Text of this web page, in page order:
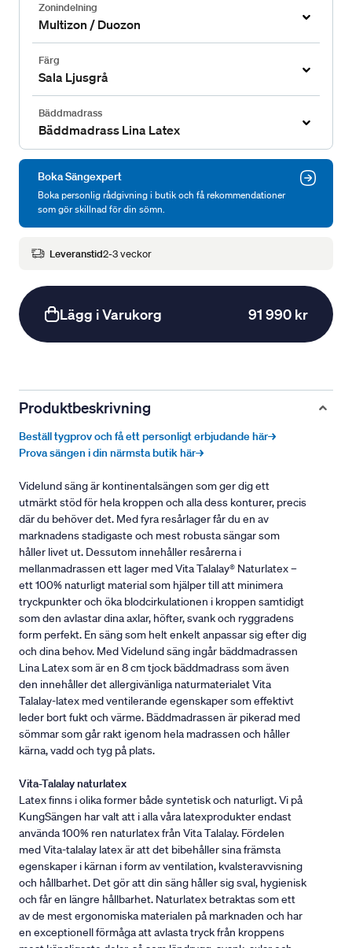
Zonindelning
Multizon / Duozon
Färg
Sala Ljusgrå
Bäddmadrass
Bäddmadrass Lina Latex
Boka Sängexpert
Boka personlig rådgivning i butik och få rekommendationer
som gör skillnad för din sömn.
Leveranstid2-3 veckor
Lägg i Varukorg 91 990 kr
Produktbeskrivning
Beställ tygprov och få ett personligt erbjudande här→
Prova sängen i din närmsta butik här→
Videlund säng är kontinentalsängen som ger dig ett
utmärkt stöd för hela kroppen och alla dess konturer, precis
där du behöver det. Med fyra resårlager får du en av
marknadens stadigaste och mest robusta sängar som
håller livet ut. Dessutom innehåller resårerna i
mellanmadrassen ett lager med Vita Talalay® Naturlatex –
ett 100% naturligt material som hjälper till att minimera
tryckpunkter och öka blodcirkulationen i kroppen samtidigt
som den avlastar dina axlar, höfter, svank och ryggradens
form perfekt. En säng som helt enkelt anpassar sig efter dig
och dina behov. Med Videlund säng ingår bäddmadrassen
Lina Latex som är en 8 cm tjock bäddmadrass som även
den innehåller det allergivänliga naturmaterialet Vita
Talalay-latex med ventilerande egenskaper som effektivt
leder bort fukt och värme. Bäddmadrassen är pikerad med
sömmar som går rakt igenom hela madrassen och håller
kärna, vadd och tyg på plats.
Vita-Talalay naturlatex
Latex finns i olika former både syntetisk och naturligt. Vi på
KungSängen har valt att i alla våra latexprodukter endast
använda 100% ren naturlatex från Vita Talalay. Fördelen
med Vita-talalay latex är att det bibehåller sina främsta
egenskaper i kärnan i form av ventilation, kvalsteravvisning
och hållbarhet. Det gör att din säng håller sig sval, hygienisk
och får en längre hållbarhet. Naturlatex betraktas som ett
av de mest ergonomiska materialen på marknaden och har
en exceptionell förmåga att avlasta tryck från kroppens